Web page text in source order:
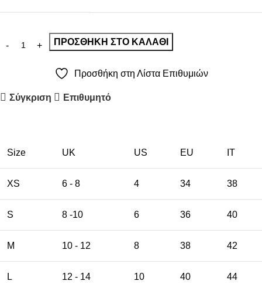
ΠΡΟΣΘΉΚΗ ΣΤΟ ΚΑΛΆΘΙ
Προσθήκη στη Λίστα Επιθυμιών
Σύγκριση Επιθυμητό
Size UK US EU ΙΤ
XS 6 - 8 4 34 38
S 8 -10 6 36 40
M 10 - 12 8 38 42
L 12 - 14 10 40 44